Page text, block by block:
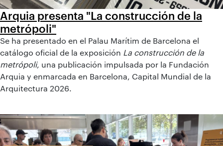
Arquia presenta "La construcción de la
metrópoli"
Se ha presentado en el Palau Marítim de Barcelona el
catálogo oficial de la exposición La construcción de la
metrópoli, una publicación impulsada por la Fundación
Arquia y enmarcada en Barcelona, Capital Mundial de la
Arquitectura 2026.